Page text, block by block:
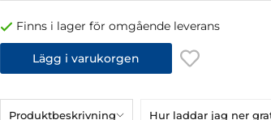
Finns i lager för omgående leverans
Lägg i varukorgen
Produktbeskrivning Hur laddar jag ner